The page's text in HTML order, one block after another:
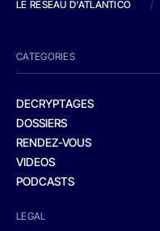
LE RESEAU D'ATLANTICO
/
CATEGORIES
DECRYPTAGES
DOSSIERS
RENDEZ-VOUS
VIDEOS
PODCASTS
LEGAL